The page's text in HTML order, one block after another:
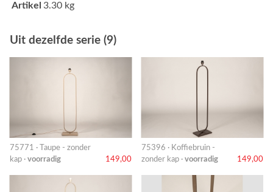
Artikel 3.30 kg
Uit dezelfde serie (9)
75771 · Taupe - zonder
kap · voorradig 149,00
75396 · Koffiebruin -
zonder kap · voorradig 149,00